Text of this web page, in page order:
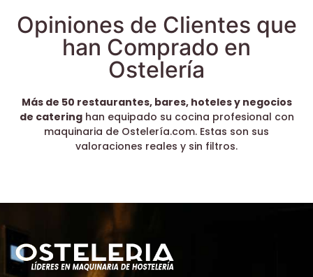
Opiniones de Clientes que
han Comprado en
Ostelería
Más de 50 restaurantes, bares, hoteles y negocios
de cateringhan equipado su cocina profesional con
maquinaria de Ostelería.com. Estas son sus
valoraciones reales y sin filtros.